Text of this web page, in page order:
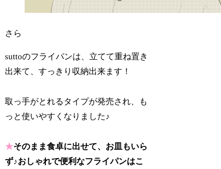
さら
suttoのフライパンは、立てて重ね置き
出来て、すっきり収納出来ます！
取っ手がとれるタイプが発売され、も
っと使いやすくなりました♪
★そのまま食卓に出せて、お皿もいら
ず♪おしゃれで便利なフライパンはこ